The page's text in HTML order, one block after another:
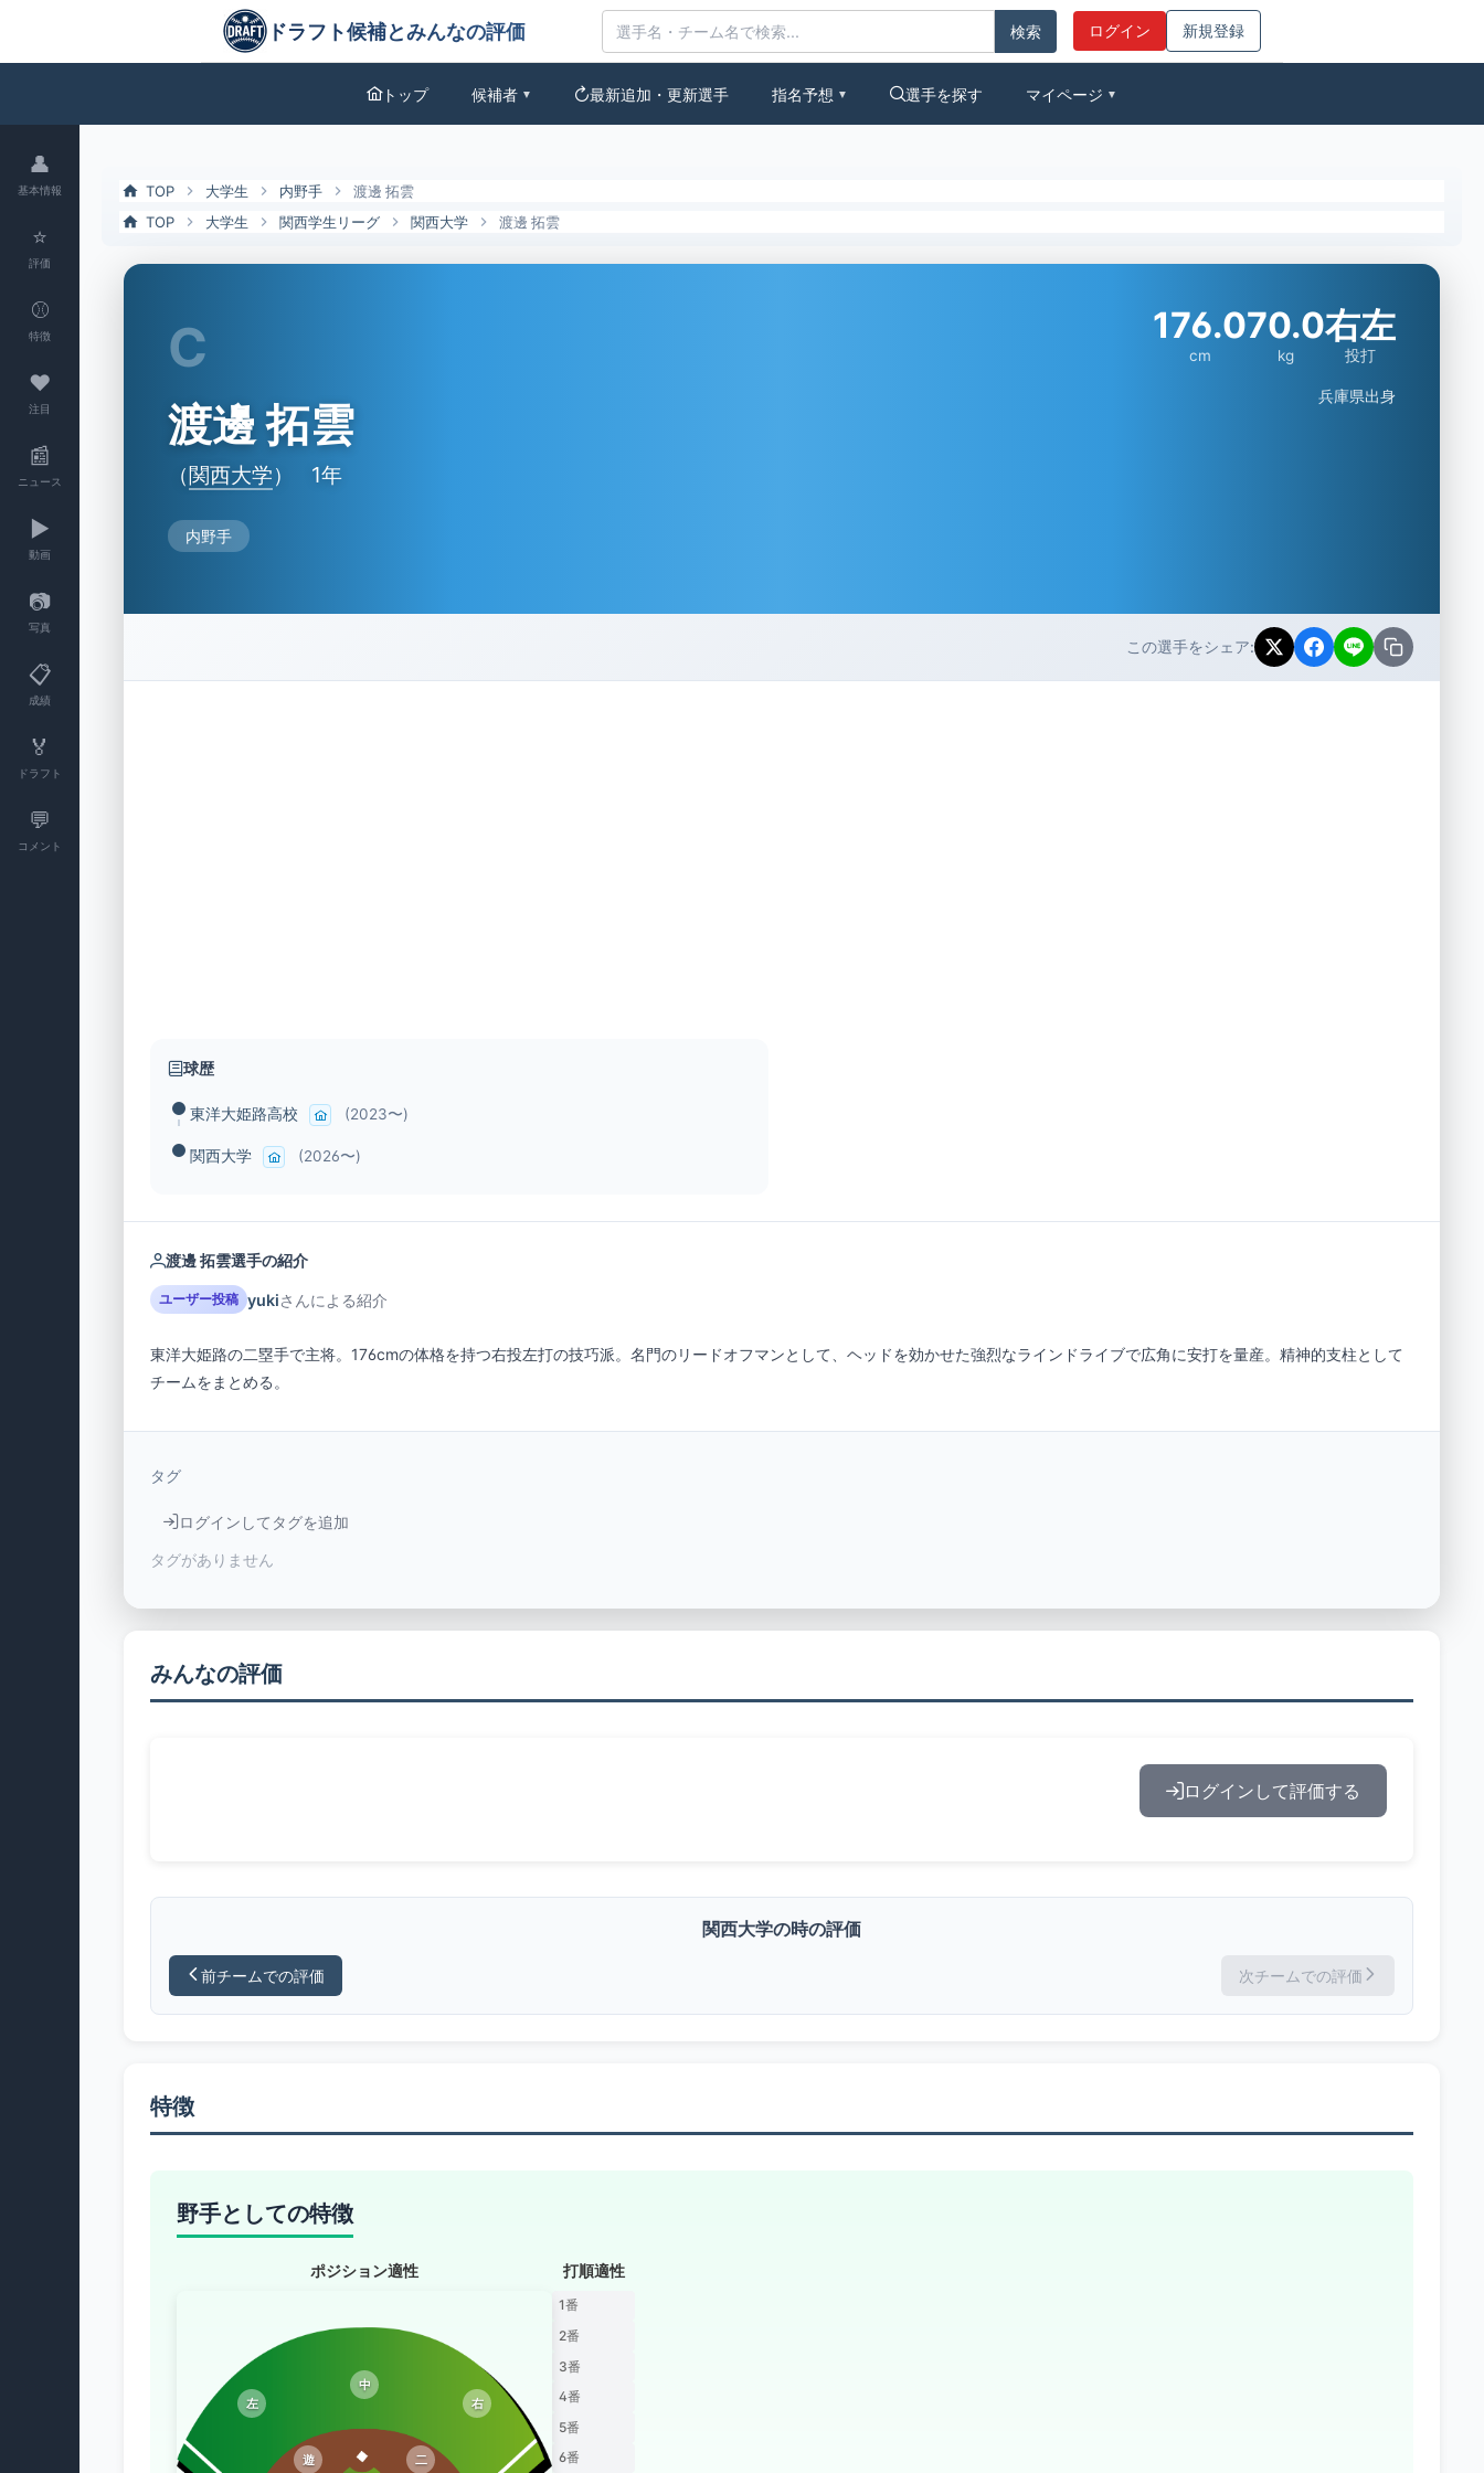
渡邊 拓雲（関西大）の特徴とドラフト評価 | ドラフト候補とみんなの評価
ドラフト候補とみんなの評価
ログイン 新規登録
トップ 候補者 ▼ 最新追加・更新選手 指名予想 ▼ 選手を探す マイページ ▼
👤
基本情報
⭐
評価
⚾
特徴
❤
注目
📰
ニュース
▶️
動画
📷
写真
📋
成績
🏅
ドラフト
💬
コメント
TOP 大学生 内野手
渡邊 拓雲
TOP
大学生 関西学生リーグ 関西大学 渡邊 拓雲
C
渡邊 拓雲
（関西大学） 1年
内野手
176.0
cm
70.0
kg
右左
投打
兵庫県出身
この選手をシェア:
球歴
東洋大姫路高校 (2023〜)
関西大学 (2026〜)
渡邊 拓雲選手の紹介
ユーザー投稿 yukiさんによる紹介
東洋大姫路の二塁手で主将。176cmの体格を持つ右投左打の技巧派。名門のリードオフマンとして、ヘッドを効かせた強烈なラインドライブで広角に安打を量産。精神的支柱として
チームをまとめる。
タグ
ログインしてタグを追加
タグがありません
みんなの評価
ログインして評価する
関西大学の時の評価
前チームでの評価 次チームでの評価
特徴
野手としての特徴
ポジション適性
二
遊
左
中
右
打順適性
1番
2番
3番
4番
5番
6番